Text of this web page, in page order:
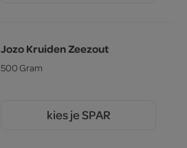
Jozo Kruiden Zeezout
500 Gram
kies je SPAR